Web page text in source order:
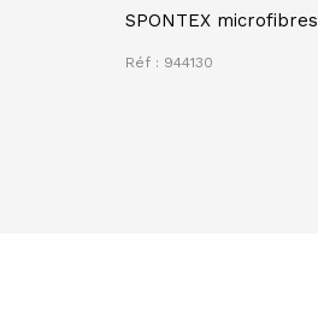
SPONTEX microfibres
Responsable lot de 5
Réf : 944130